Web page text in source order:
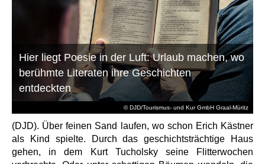
© DJD/Tourismus- und Kur GmbH Graal-Müritz
Hier liegt Poesie in der Luft: Urlaub machen, wo
berühmte Literaten ihre Geschichten
entdeckten
(DJD). Über feinen Sand laufen, wo schon Erich Kästner
als Kind spielte. Durch das geschichtsträchtige Haus
gehen, in dem Kurt Tucholsky seine Flitterwochen